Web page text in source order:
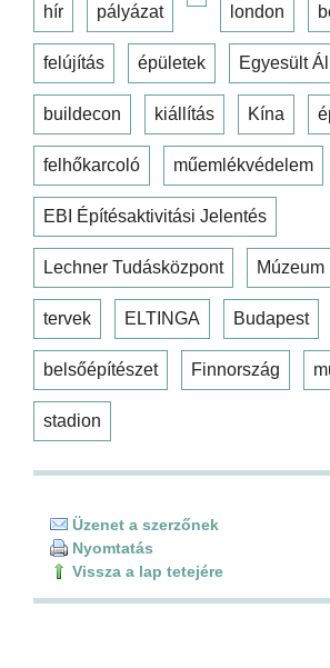
hír pályázat london
felújítás épületek Egyesült
buildecon kiállítás Kína
felhőkarcoló műemlékvédelem
EBI Építésaktivitási Jelentés
Lechner Tudásközpont Múzeum
tervek ELTINGA Budapest
belsőépítészet Finnország
stadion
Üzenet a szerzőnek
Nyomtatás
Vissza a lap tetejére